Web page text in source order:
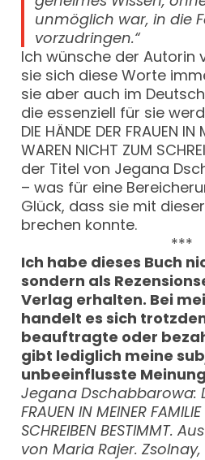
unmöglich war, in die
vorzudringen.“
Ich wünsche der Autorin
sie sich diese Worte
sie aber auch im
die essenziell für sie
DIE HÄNDE DER FRAUEN IN
WAREN NICHT ZUM
der Titel von Jegana
– was für eine
Glück, dass sie mit
brechen konnte.
***
Ich habe dieses Buch
sondern als
Verlag erhalten. Bei
handelt es sich
beauftragte oder
gibt lediglich meine
unbeeinflusste
Jegana Dschabbarowa:
FRAUEN IN MEINER
SCHREIBEN BESTIMMT.
von Maria Rajer. Zsolnay,